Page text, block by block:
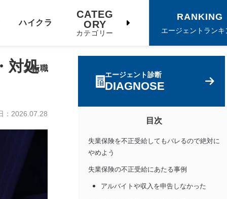
ハイクラ
ス転職
CATEG
ORY
カテゴリー
RANKING
エージェントランキ
対処
： 2026.07.28
エージェント診断
DIAGNOSE
目次
失業保険を不正受給してもバレるので絶対に
やめよう
失業保険の不正受給にあたる事例
アルバイトや収入を申告しなかった